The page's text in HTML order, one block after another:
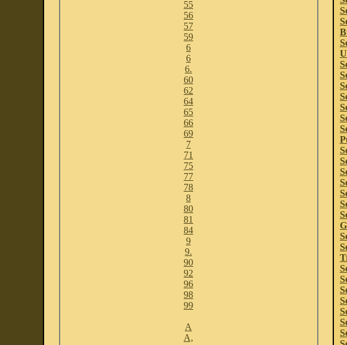
55
56
57
59
6
6
6.
60
62
64
65
66
69
7
71
75
77
78
8
80
81
84
9
9.
90
92
96
98
99
A
A,